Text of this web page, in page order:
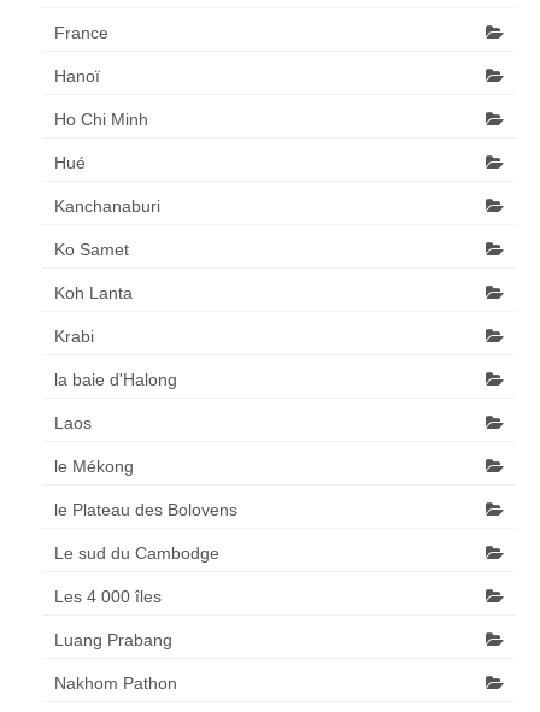
France
Hanoï
Ho Chi Minh
Hué
Kanchanaburi
Ko Samet
Koh Lanta
Krabi
la baie d'Halong
Laos
le Mékong
le Plateau des Bolovens
Le sud du Cambodge
Les 4 000 îles
Luang Prabang
Nakhom Pathon